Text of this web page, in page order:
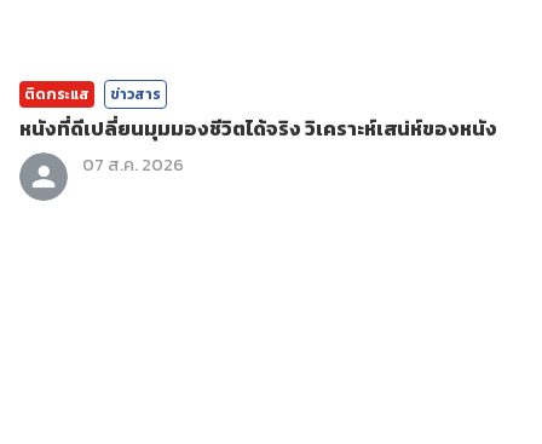
ติดกระแส ข่าวสาร
หนังที่ดีเปลี่ยนมุมมองชีวิตได้จริง วิเคราะห์เสน่ห์ของหนัง
07 ส.ค. 2026